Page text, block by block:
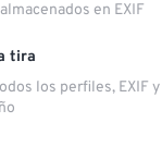
en EXIF
tira
los perfiles, EXIF